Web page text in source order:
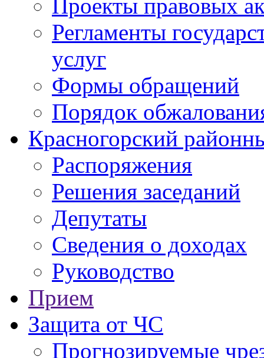
Проекты правовых
Регламенты
услуг
Формы обращений
Порядок
Красногорский
Распоряжения
Решения заседаний
Депутаты
Сведения о доходах
Руководство
Прием
Защита от ЧС
Прогнозируемые